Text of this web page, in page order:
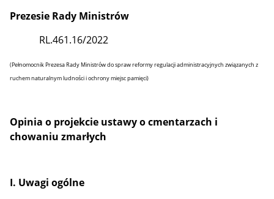
Prezesie Rady Ministrów
RL.461.16/2022
(Pełnomocnik Prezesa Rady Ministrów do spraw reformy regulacji administracyjnych związanych z
ruchem naturalnym ludności i ochrony miejsc pamięci)
Opinia o projekcie ustawy ocmentarzach i
chowaniu zmarłych
I. Uwagi ogólne